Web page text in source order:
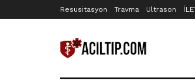
Resusitasyon Travma Ultrason